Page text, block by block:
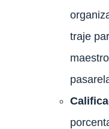
traje